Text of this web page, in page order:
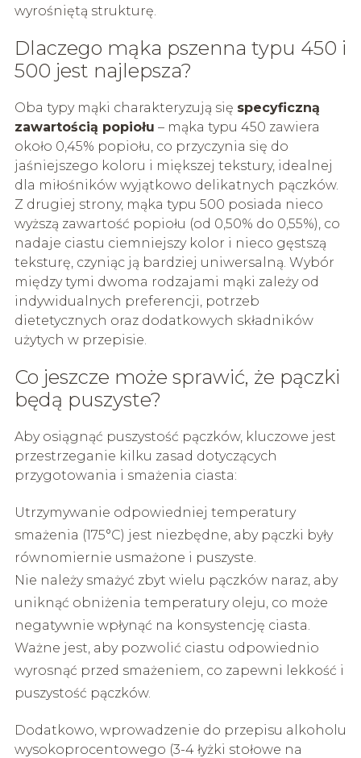
wyrośniętą strukturę.
Dlaczego mąka pszenna typu 450 i
500 jest najlepsza?
Oba typy mąki charakteryzują się specyficzną
zawartością popiołu – mąka typu 450 zawiera
około 0,45% popiołu, co przyczynia się do
jaśniejszego koloru i miększej tekstury, idealnej
dla miłośników wyjątkowo delikatnych pączków.
Z drugiej strony, mąka typu 500 posiada nieco
wyższą zawartość popiołu (od 0,50% do 0,55%), co
nadaje ciastu ciemniejszy kolor i nieco gęstszą
teksturę, czyniąc ją bardziej uniwersalną. Wybór
między tymi dwoma rodzajami mąki zależy od
indywidualnych preferencji, potrzeb
dietetycznych oraz dodatkowych składników
użytych w przepisie.
Co jeszcze może sprawić, że pączki
będą puszyste?
Aby osiągnąć puszystość pączków, kluczowe jest
przestrzeganie kilku zasad dotyczących
przygotowania i smażenia ciasta:
Utrzymywanie odpowiedniej temperatury
smażenia (175°C) jest niezbędne, aby pączki były
równomiernie usmażone i puszyste.
Nie należy smażyć zbyt wielu pączków naraz, aby
uniknąć obniżenia temperatury oleju, co może
negatywnie wpłynąć na konsystencję ciasta.
Ważne jest, aby pozwolić ciastu odpowiednio
wyrosnąć przed smażeniem, co zapewni lekkość i
puszystość pączków.
Dodatkowo, wprowadzenie do przepisu alkoholu
wysokoprocentowego (3-4 łyżki stołowe na